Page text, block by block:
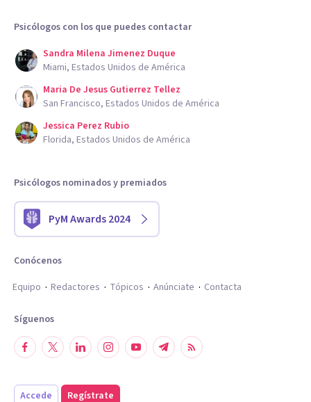
Psicólogos con los que puedes contactar
Sandra Milena Jimenez Duque
Miami, Estados Unidos de América
Maria De Jesus Gutierrez Tellez
San Francisco, Estados Unidos de América
Jessica Perez Rubio
Florida, Estados Unidos de América
Psicólogos nominados y premiados
PyM Awards 2024
Conócenos
Equipo
Redactores Tópicos Anúnciate Contacta
Síguenos
Accede Regístrate